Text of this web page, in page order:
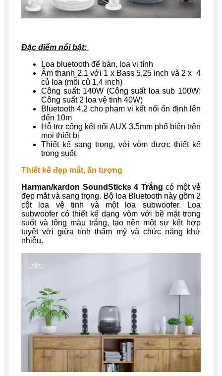
Đặc điểm nổi bật:
Loa bluetooth để bàn, loa vi tính
Âm thanh 2.1 với 1 x Bass 5,25 inch và 2 x 4
củ loa (mỗi củ 1,4 inch)
Công suất: 140W (Công suất loa sub 100W;
Công suất 2 loa vệ tinh 40W)
Bluetooth 4.2 cho phạm vi kết nối ổn định lên
đến 10m
Hỗ trợ cổng kết nối AUX 3.5mm phổ biến trên
mọi thiết bị
Thiết kế sang trọng, với vòm được thiết kế
trong suốt.
Thiết kế đẹp mắt, ấn tượng
Harman/kardon SoundSticks 4 Trắng có một vẻ
đẹp mắt và sang trọng. Bộ loa Bluetooth này gồm 2
cột loa vệ tinh và một loa subwoofer. Loa
subwoofer có thiết kế dạng vòm với bề mặt trong
suốt và tông màu trắng, tạo nên một sự kết hợp
tuyệt vời giữa tính thẩm mỹ và chức năng khử
nhiễu.